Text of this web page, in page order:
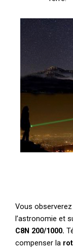
Vous
l’astronomie et
C8N 200/1000.
compenser la